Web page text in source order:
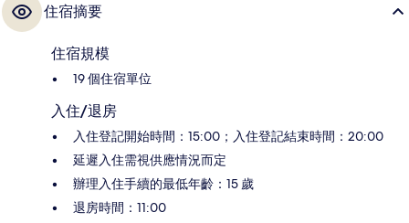
住宿摘要
住宿規模
19 個住宿單位
入住/退房
入住登記開始時間：15:00；入住登記結束時間：20:00
延遲入住需視供應情況而定
辦理入住手續的最低年齡：15 歲
退房時間：11:00